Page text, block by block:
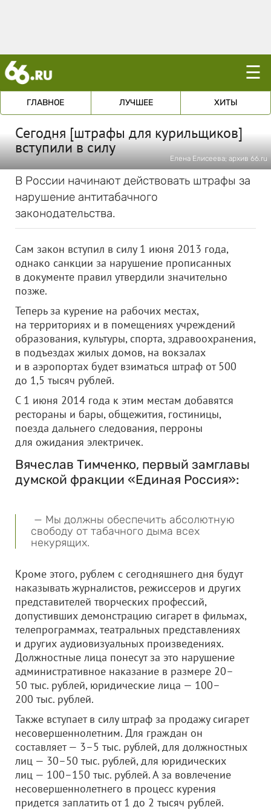
☰
ГЛАВНОЕ ЛУЧШЕЕ ХИТЫ
Сегодня [штрафы для курильщиков]
вступили в силу
Елена Елисеева; архив 66.ru
В России начинают действовать штрафы за
нарушение антитабачного
законодательства.
Сам закон вступил в силу 1 июня 2013 года,
однако санкции за нарушение прописанных
в документе правил утвердили значительно
позже.
Теперь за курение на рабочих местах,
на территориях и в помещениях учреждений
образования, культуры, спорта, здравоохранения,
в подъездах жилых домов, на вокзалах
и в аэропортах будет взиматься штраф от 500
до 1,5 тысяч рублей.
С 1 июня 2014 года к этим местам добавятся
рестораны и бары, общежития, гостиницы,
поезда дальнего следования, перроны
для ожидания электричек.
Вячеслав Тимченко, первый замглавы
думской фракции «Единая Россия»:
— Мы должны обеспечить абсолютную
свободу от табачного дыма всех
некурящих.
Кроме этого, рублем с сегодняшнего дня будут
наказывать журналистов, режиссеров и других
представителей творческих профессий,
допустивших демонстрацию сигарет в фильмах,
телепрограммах, театральных представлениях
и других аудиовизуальных произведениях.
Должностные лица понесут за это нарушение
административное наказание в размере 20–
50 тыс. рублей, юридические лица — 100–
200 тыс. рублей.
Также вступает в силу штраф за продажу сигарет
несовершеннолетним. Для граждан он
составляет — 3–5 тыс. рублей, для должностных
лиц — 30–50 тыс. рублей, для юридических
лиц — 100–150 тыс. рублей. А за вовлечение
несовершеннолетнего в процесс курения
придется заплатить от 1 до 2 тысяч рублей.